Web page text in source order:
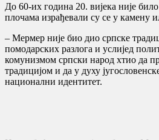
До 60-их година 20. вијека није
плочама израђевали су се у камену
– Мермер није био дио српске
помодарских разлога и услијед
комунизмом српски народ хтио да
традицијом и да у духу
национални идентитет.